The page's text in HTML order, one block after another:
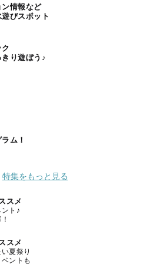
情報など
びスポット
り遊ぼう♪
ム！
特集をもっと見る
スメ
ト♪
スメ
夏祭り
ントも